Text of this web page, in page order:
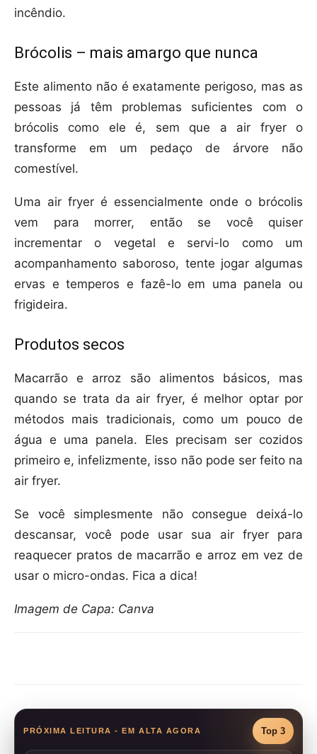
incêndio.
Brócolis – mais amargo que nunca
Este alimento não é exatamente perigoso, mas as
pessoas já têm problemas suficientes com o
brócolis como ele é, sem que a air fryer o
transforme em um pedaço de árvore não
comestível.
Uma air fryer é essencialmente onde o brócolis
vem para morrer, então se você quiser
incrementar o vegetal e servi-lo como um
acompanhamento saboroso, tente jogar algumas
ervas e temperos e fazê-lo em uma panela ou
frigideira.
Produtos secos
Macarrão e arroz são alimentos básicos, mas
quando se trata da air fryer, é melhor optar por
métodos mais tradicionais, como um pouco de
água e uma panela. Eles precisam ser cozidos
primeiro e, infelizmente, isso não pode ser feito na
air fryer.
Se você simplesmente não consegue deixá-lo
descansar, você pode usar sua air fryer para
reaquecer pratos de macarrão e arroz em vez de
usar o micro-ondas. Fica a dica!
Imagem de Capa: Canva
PRÓXIMA LEITURA - EM ALTA AGORA Top 3